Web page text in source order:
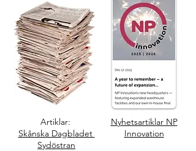
Artiklar:
Skånska Dagbladet
Sydöstran
Nyhetsartiklar NP
Innovation